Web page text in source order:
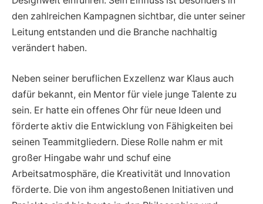
den zahlreichen Kampagnen sichtbar, die unter seiner
Leitung entstanden und die Branche nachhaltig
verändert haben.
Neben seiner beruflichen Exzellenz war Klaus auch
dafür bekannt, ein Mentor für viele junge Talente zu
sein. Er hatte ein offenes Ohr für neue Ideen und
förderte aktiv die Entwicklung von Fähigkeiten bei
seinen Teammitgliedern. Diese Rolle nahm er mit
großer Hingabe wahr und schuf eine
Arbeitsatmosphäre, die Kreativität und Innovation
förderte. Die von ihm angestoßenen Initiativen und